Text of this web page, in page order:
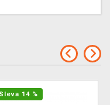
Sleva 14 %